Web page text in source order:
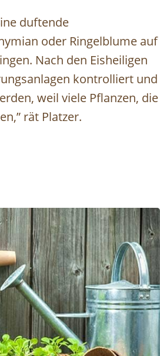
duftende
oder Ringelblume auf
Nach den Eisheiligen
kontrolliert und
weil viele Pflanzen, die
rät Platzer.